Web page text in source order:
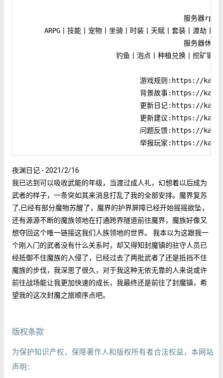
服务器rpg
ARPG丨技能丨宠物丨坐骑丨时装丨天赋丨套装丨渡劫丨技
服务器休闲
钓鱼丨泡点丨种植兑换丨挖矿锻造
游戏规则:https://
背景故事:https://
更新日记:https://
更新建议:https://
问题反馈:https://
夜渊日记 - 2021/2/16
我已达到可以吸收武能的年级，当渡过成人礼，幻想着以后成为
武者的样子，一条突如其来消息打乱了我的全部安排。魔界复苏
了,已经有部分魔物苏醒了，魔界的护界屏障已经开始摇摇欲坠，
还有源源不断的魔族领地在打通跨界隧道前往魔界，魔族好像又
想夺回这个唯一链接这我们人族领地的世界。 我本以为这跟我一
个刚入门的武者没有什么关系时，却又得知封魔镇的驻守人员已
经抵御不住魔族的入侵了，已经过去了两批武者了还是抵挡不住
魔族的步伐，我深思了很久，对于我这种无依无靠的人来说或许
前往战场能让我更加快速的成长，我最终还是前往了封魔镇，希
望我的这次封魔之旅顺序点吧。
版权条款
为保护知识产权，保障著作人和版权所有者合法权益，本网站
声明：